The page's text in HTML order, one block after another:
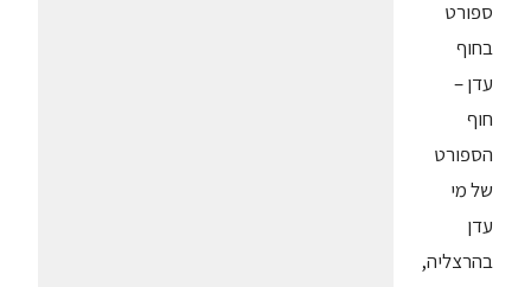
ספורט
בחוף
עדן –
חוף
הספורט
של מי
עדן
בהרצליה,